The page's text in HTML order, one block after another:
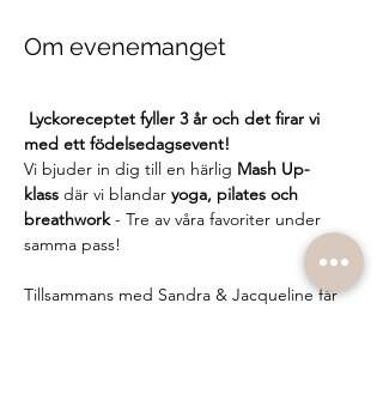
Om evenemanget
Lyckoreceptet fyller 3 år och det firar vi
med ett födelsedagsevent!
Vi bjuder in dig till en härlig Mash Up-
klass där vi blandar yoga, pilates och
breathwork - Tre av våra favoriter under
samma pass!
Tillsammans med Sandra & Jacqueline får